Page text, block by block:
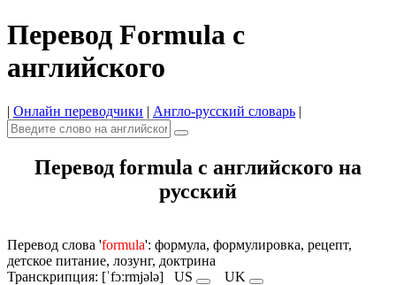
Перевод Formula с
английского
| Онлайн переводчики | Англо-русский словарь |
Перевод formula с английского на
русский
Перевод слова 'formula': формула, формулировка, рецепт,
детское питание, лозунг, доктрина
Транскрипция: [ˈfɔːrmjələ] US UK